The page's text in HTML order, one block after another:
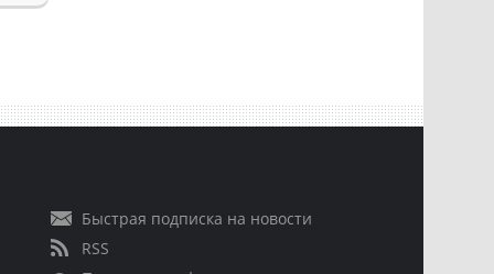
Быстрая подписка на новости
RSS